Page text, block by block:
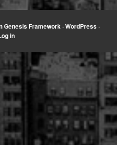
Genesis Framework ·WordPress ·
in